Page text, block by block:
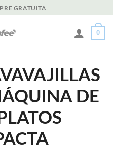
GRATUITA
0
DE